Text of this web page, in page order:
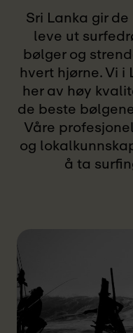
Sri Lanka gir
leve ut
bølger og
hvert hjørne. Vi
her av høy
de beste
Våre
og
å ta